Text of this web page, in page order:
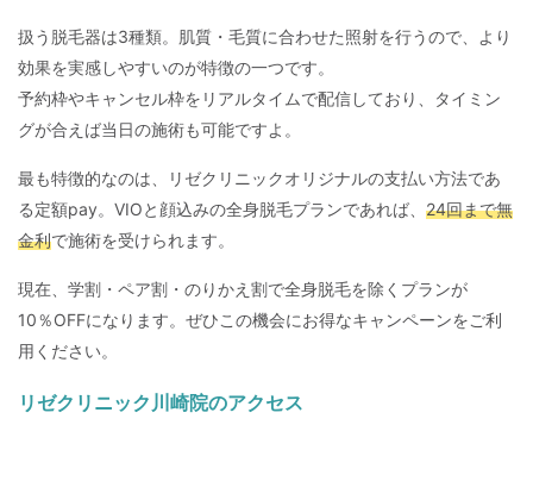
扱う脱毛器は3種類。肌質・毛質に合わせた照射を行うので、より
効果を実感しやすいのが特徴の一つです。
予約枠やキャンセル枠をリアルタイムで配信しており、タイミン
グが合えば当日の施術も可能ですよ。
最も特徴的なのは、リゼクリニックオリジナルの支払い方法であ
る定額pay。VIOと顔込みの全身脱毛プランであれば、 24回まで無
金利で施術を受けられます。
現在、学割・ペア割・のりかえ割で全身脱毛を除くプランが
10％OFFになります。ぜひこの機会にお得なキャンペーンをご利
用ください。
リゼクリニック川崎院のアクセス